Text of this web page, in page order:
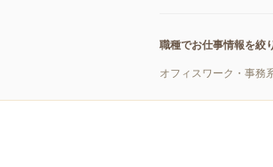
職種でお仕事情報を絞
オフィスワーク・事務